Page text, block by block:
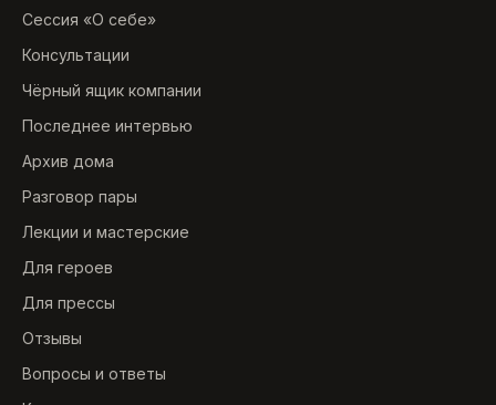
Сессия «О себе»
Консультации
Чёрный ящик компании
Последнее интервью
Архив дома
Разговор пары
Лекции и мастерские
Для героев
Для прессы
Отзывы
Вопросы и ответы